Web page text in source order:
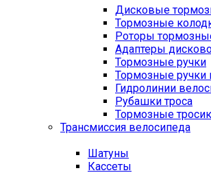
Дисковые
Тормозные
Роторы
Адаптеры
Тормозные ручки
Тормозные
Гидролинии
Рубашки троса
Тормозные
Трансмиссия велосипеда
Шатуны
Кассеты